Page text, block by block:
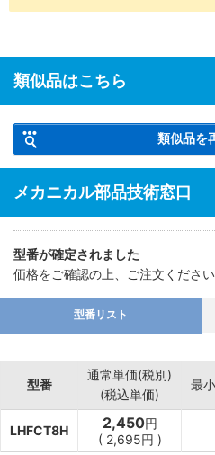
類似品はこちら
類似品を
メカニカル部品技術窓口
型番が確定されました
価格をご確認の上、ご注文ください
型番リスト
型番
通常単価(税別)
(税込単価)
最
LHFCT8H 2,450円
( 2,695円 )